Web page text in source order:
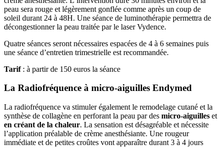
peau sera rouge et légèrement gonflée comme après un coup de
soleil durant 24 à 48H. Une séance de luminothérapie permettra de
décongestionner la peau traitée par le laser Vydence.
Quatre séances seront nécessaires espacées de 4 à 6 semaines puis
une séance d’entretien trimestrielle est recommandée.
Tarif: à partir de 150 euros la séance
La Radiofréquence à micro-aiguilles Endymed
La radiofréquence va stimuler également le remodelage cutané et la
synthèse de collagène en perforant la peau par des micro-aiguilles et
en créant de la chaleur. La sensation est désagréable et nécessite
l’application préalable de crème anesthésiante. Une rougeur
immédiate et de petites croûtes vont apparaître durant 3 à 4 jours